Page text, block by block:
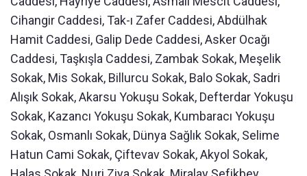
Cihangir Caddesi, Tak-ı Zafer Caddesi, Abdülhak
Hamit Caddesi, Galip Dede Caddesi, Asker Ocağı
Caddesi, Taşkışla Caddesi, Zambak Sokak, Meşelik
Sokak, Mis Sokak, Billurcu Sokak, Balo Sokak, Sadri
Alışık Sokak, Akarsu Yokuşu Sokak, Defterdar Yokuşu
Sokak, Kazancı Yokuşu Sokak, Kumbaracı Yokuşu
Sokak, Osmanlı Sokak, Dünya Sağlık Sokak, Selime
Hatun Cami Sokak, Çiftevav Sokak, Akyol Sokak,